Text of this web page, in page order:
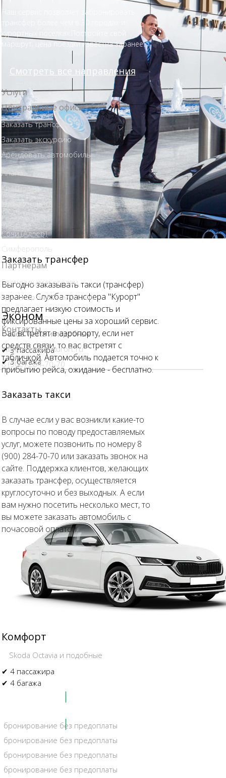
Эконом
Lada Vesta и подобные
✔ 3 пассажира
✔ 3 багажа
Комфорт
Skoda Octavia и подобные
✔ 4 пассажира
✔ 4 багажа
бронирование без предоплаты
бронирование без предоплаты
бронирование без предоплаты
бронирование без предоплаты
Заказать трансфер
Выгодно заказывать такси (трансфер)
заранее. Служба трансфера "Курорт"
предлагает низкую стоимость и
фиксированные цены за хороший сервис.
Вас встретят в аэропорту, если нет
средств связи, то вас встретят с
табличкой. Автомобиль подается точно к
прибытию рейса, ожидание - бесплатно.
Заказать такси
В случае если у вас возникли какие-то
вопросы по поводу предоставляемых
услуг, можете позвонить по номеру 8
(900) 284-70-70 или заказать звонок на
сайте. Поддержка клиентов, желающих
заказать трансфер, осуществляется
круглосуточно и без выходных. А если
вам нужно посетить несколько мест, то
вы можете заказать автомобиль с
почасовой оплатой.
Наш сервис позволяет забронировать
трансфер более чем в 30 городах и
курортных посёлках.Постройте свой
маршрут, цена поездки известна заранее.
Смотреть все направления
Услуги
Центральные офисы
Заказать трансфер
Заказать экскурсию
Арендовать автомобиль
Анапа
Краснодар
Новороссийск
Геленджик
Сочи (Адлер)
Симферополь
Партнёрам
Гостиницам и отелям
Транспортным компаниям
Контакты
info@transfer-kurort.ru
8 (900) 284-70-70